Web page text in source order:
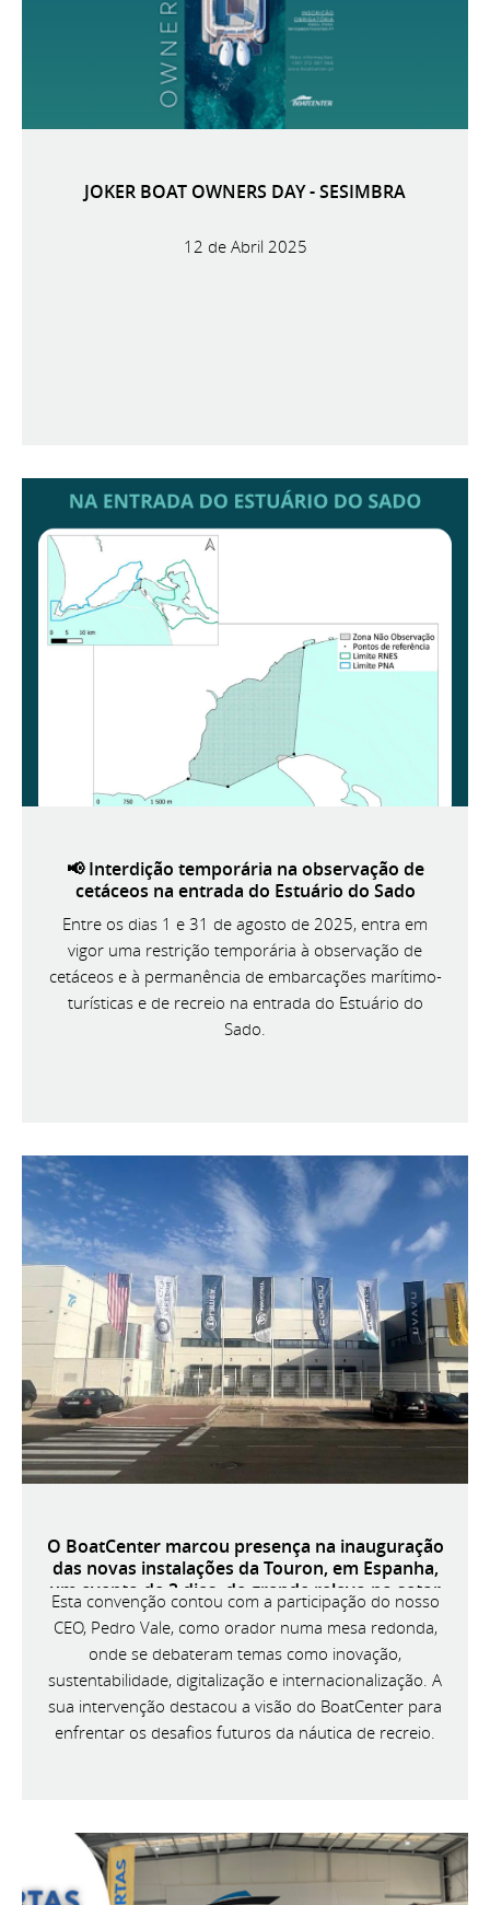
JOKER BOAT OWNERS DAY - SESIMBRA
12 de Abril 2025
📢 Interdição temporária na observação de
cetáceos na entrada do Estuário do Sado
Entre os dias 1 e 31 de agosto de 2025, entra em
vigor uma restrição temporária à observação de
cetáceos e à permanência de embarcações marítimo-
turísticas e de recreio na entrada do Estuário do
Sado.
O BoatCenter marcou presença na inauguração
das novas instalações da Touron, em Espanha,
um evento de 3 dias, de grande relevo no setor
náutico ibérico.
Esta convenção contou com a participação do nosso
CEO, Pedro Vale, como orador numa mesa redonda,
onde se debateram temas como inovação,
sustentabilidade, digitalização e internacionalização. A
sua intervenção destacou a visão do BoatCenter para
enfrentar os desafios futuros da náutica de recreio.